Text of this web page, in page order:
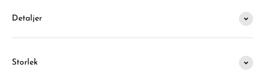
Detaljer
Storlek